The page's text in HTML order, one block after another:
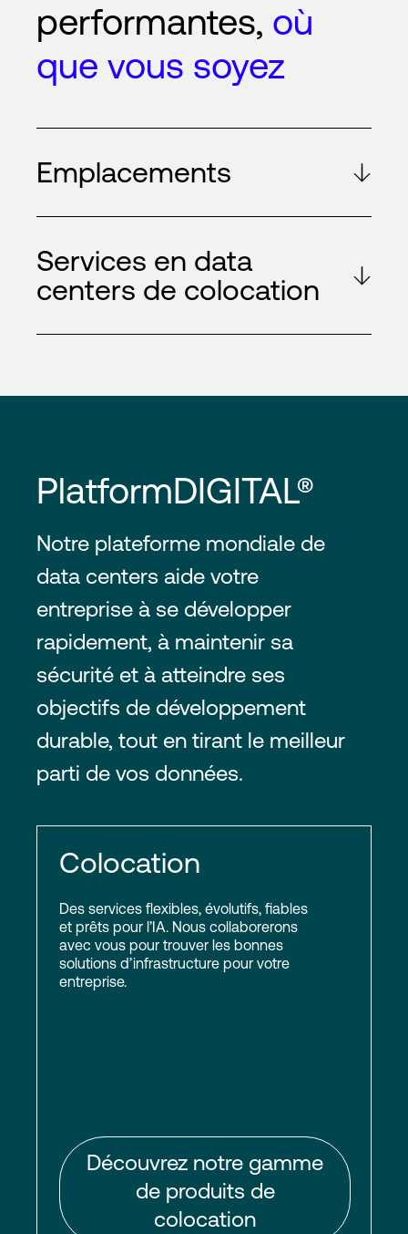
performantes, où
que vous soyez
Emplacements
Services en data
centers de colocation
PlatformDIGITAL®
Notre plateforme mondiale de
data centers aide votre
entreprise à se développer
rapidement, à maintenir sa
sécurité et à atteindre ses
objectifs de développement
durable, tout en tirant le meilleur
parti de vos données.
Colocation
Des services flexibles, évolutifs, fiables
et prêts pour l’IA. Nous collaborerons
avec vous pour trouver les bonnes
solutions d’infrastructure pour votre
entreprise.
Découvrez notre gamme
de produits de
colocation